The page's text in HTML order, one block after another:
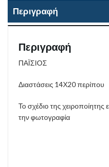
Περιγραφή
Περιγραφή
ΠΑΪΣΙΟΣ
Διαστάσεις 14Χ20 περίπου
Το σχέδιο της χειροποίητης
την φωτογραφία